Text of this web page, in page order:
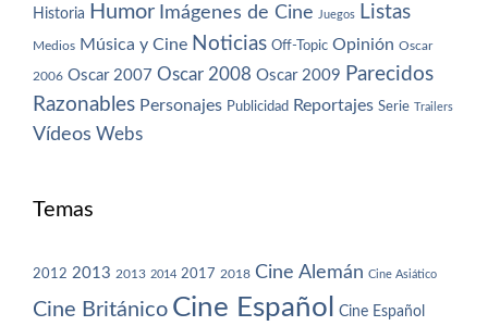
Historia Humor Imágenes de Cine Juegos Listas
Medios Música y Cine Noticias Off-Topic Opinión Oscar
2006 Oscar 2007 Oscar 2008 Oscar 2009 Parecidos
Razonables Personajes Publicidad Reportajes Serie Trailers
Vídeos Webs
Temas
2012 2013 2013 2014 2017 2018 Cine Alemán Cine Asiático
Cine Británico Cine Español Cine Español